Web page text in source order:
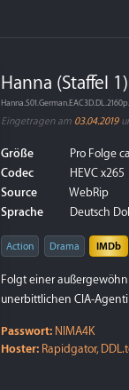
Hanna (Staffel 1)
Eingetragen am 03.04.2019
Größe
Pro Folge
Codec
HEVC x265
Source
WebRip
Sprache
Deutsch
Action Drama IMDb
Folgt einer
unerbittlichen CIA-
Passwort: NIMA4K
Hoster: Rapidgator,